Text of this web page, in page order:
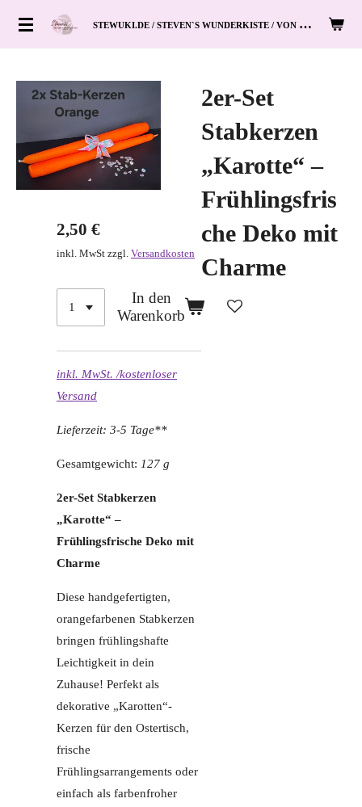
Zum
S
TEWUKI.DE / STEVEN`S WUNDERKISTE / VON HAND ZUM HERZ
2er-Set
Stabkerzen
„Karotte“ –
Frühlingsfris
che Deko mit
Charme
2,50 €
inkl. MwSt zzgl. Versandkosten
In den
Warenkorb
inkl. MwSt. /kostenloser
Versand
Lieferzeit: 3-5 Tage**
Gesamtgewicht: 127 g
2er-Set Stabkerzen
„Karotte“ –
Frühlingsfrische Deko mit
Charme
Diese handgefertigten,
orangefarbenen Stabkerzen
bringen frühlingshafte
Leichtigkeit in dein
Zuhause! Perfekt als
dekorative „Karotten“-
Kerzen für den Ostertisch,
frische
Frühlingsarrangements oder
einfach als farbenfroher